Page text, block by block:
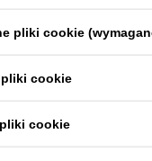
pliki cookie
cookie
cookie